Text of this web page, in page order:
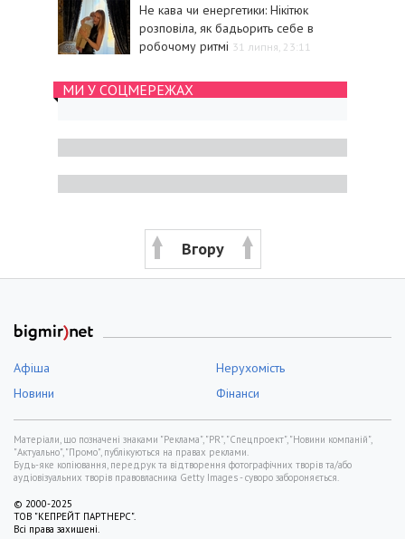
Не кава чи енергетики: Нікітюк
розповіла, як бадьорить себе в
робочому ритмі 31 липня, 23:11
МИ У СОЦМЕРЕЖАХ
Вгору
Афіша
Нерухомість
Новини
Фінанси
Матеріали, що позначені знаками "Реклама", "PR", "Спецпроект", "Новини компаній",
"Актуально", "Промо", публікуються на правах реклами.
Будь-яке копіювання, передрук та відтворення фотографічних творів та/або
аудіовізуальних творів правовласника Getty Images - суворо забороняється.
© 2000-2025
ТОВ "КЕПРЕЙТ ПАРТНЕРС".
Всі права захищені.